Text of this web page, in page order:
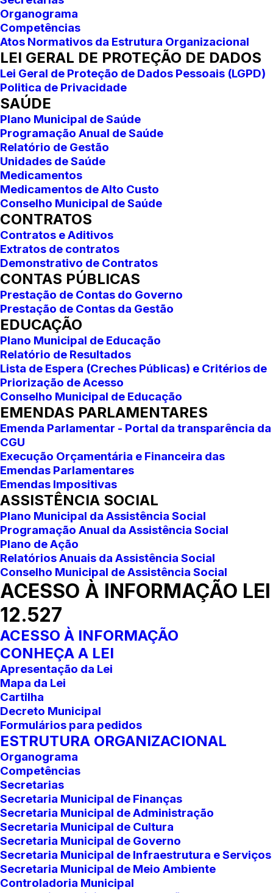
Organograma
Competências
Atos Normativos da Estrutura Organizacional
LEI GERAL DE PROTEÇÃO DE DADOS
Lei Geral de Proteção de Dados Pessoais (LGPD)
Politica de Privacidade
SAÚDE
Plano Municipal de Saúde
Programação Anual de Saúde
Relatório de Gestão
Unidades de Saúde
Medicamentos
Medicamentos de Alto Custo
Conselho Municipal de Saúde
CONTRATOS
Contratos e Aditivos
Extratos de contratos
Demonstrativo de Contratos
CONTAS PÚBLICAS
Prestação de Contas do Governo
Prestação de Contas da Gestão
EDUCAÇÃO
Plano Municipal de Educação
Relatório de Resultados
Lista de Espera (Creches Públicas) e Critérios de
Priorização de Acesso
Conselho Municipal de Educação
EMENDAS PARLAMENTARES
Emenda Parlamentar - Portal da transparência da
CGU
Execução Orçamentária e Financeira das
Emendas Parlamentares
Emendas Impositivas
ASSISTÊNCIA SOCIAL
Plano Municipal da Assistência Social
Programação Anual da Assistência Social
Plano de Ação
Relatórios Anuais da Assistência Social
Conselho Municipal de Assistência Social
ACESSO À INFORMAÇÃO LEI
12.527
ACESSO À INFORMAÇÃO
CONHEÇA A LEI
Apresentação da Lei
Mapa da Lei
Cartilha
Decreto Municipal
Formulários para pedidos
ESTRUTURA ORGANIZACIONAL
Organograma
Competências
Secretarias
Secretaria Municipal de Finanças
Secretaria Municipal de Administração
Secretaria Municipal de Cultura
Secretaria Municipal de Governo
Secretaria Municipal de Infraestrutura e Serviços
Secretaria Municipal de Meio Ambiente
Controladoria Municipal